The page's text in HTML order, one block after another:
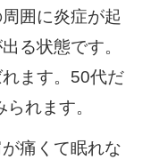
囲に炎症が起
る状態です。
ます。50代だ
れます。
痛くて眠れな